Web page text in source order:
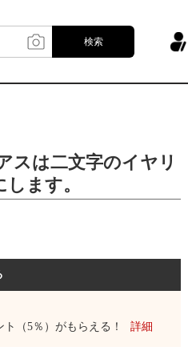
検索
スは二文字のイヤリ
ます。
ト（5％）がもらえる！ 詳細